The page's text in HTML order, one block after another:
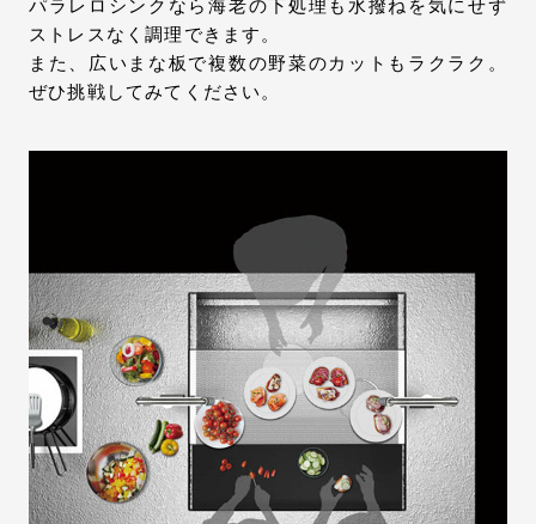
パラレロシンクなら海老の下処理も水撥ねを気にせず
ストレスなく調理できます。
また、広いまな板で複数の野菜のカットもラクラク。
ぜひ挑戦してみてください。